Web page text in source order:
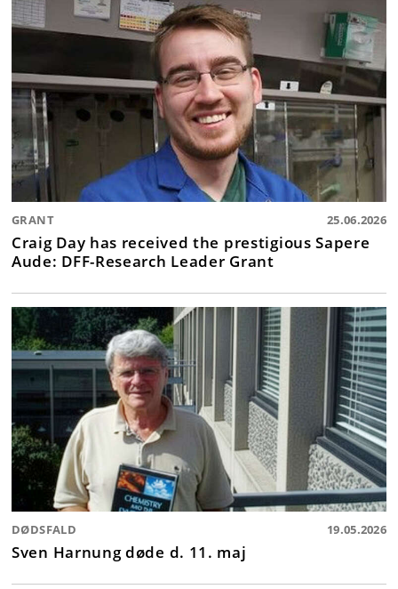
GRANT 25.06.2026
Craig Day has received the prestigious Sapere
Aude: DFF-Research Leader Grant
DØDSFALD 19.05.2026
Sven Harnung døde d. 11. maj